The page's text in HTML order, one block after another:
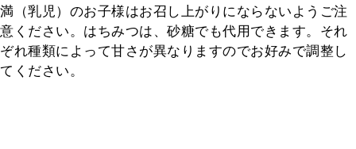
満（乳児）のお子様はお召し上がりにならないようご注
意ください。はちみつは、砂糖でも代用できます。それ
ぞれ種類によって甘さが異なりますのでお好みで調整し
てください。